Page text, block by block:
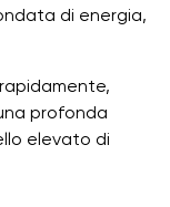
di energia,
profonda
elevato di